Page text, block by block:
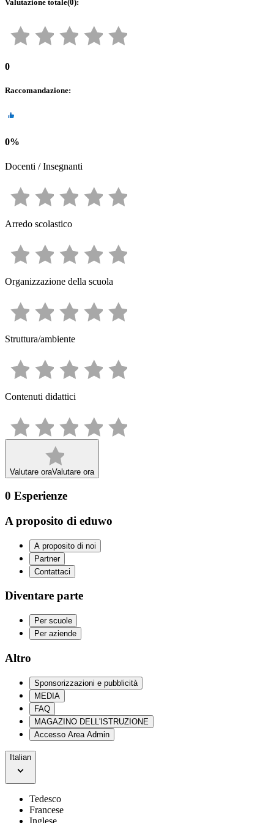
Valutazione totale(0):
0
Raccomandazione:
0%
Docenti / Insegnanti
Arredo scolastico
Organizzazione della scuola
Struttura/ambiente
Contenuti didattici
Valutare oraValutare ora
0 Esperienze
A proposito di eduwo
A proposito di noi
Partner
Contattaci
Diventare parte
Per scuole
Per aziende
Altro
Sponsorizzazioni e pubblicità
MEDIA
FAQ
MAGAZINO DELL'ISTRUZIONE
Accesso Area Admin
Italian
Tedesco
Francese
Inglese